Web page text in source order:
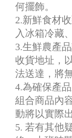
何擺飾。
2.新鮮食材
入冰箱冷藏
3.生鮮農產
收貨地址，
法送達，將
4.為確保產
組合商品內
動將以實際
5. 若有其他